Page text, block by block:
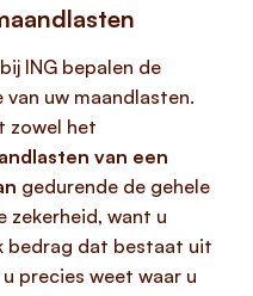
ING bepalen de
uw maandlasten.
zowel het
van een
gedurende de gehele
zekerheid, want u
bedrag dat bestaat uit
precies weet waar u